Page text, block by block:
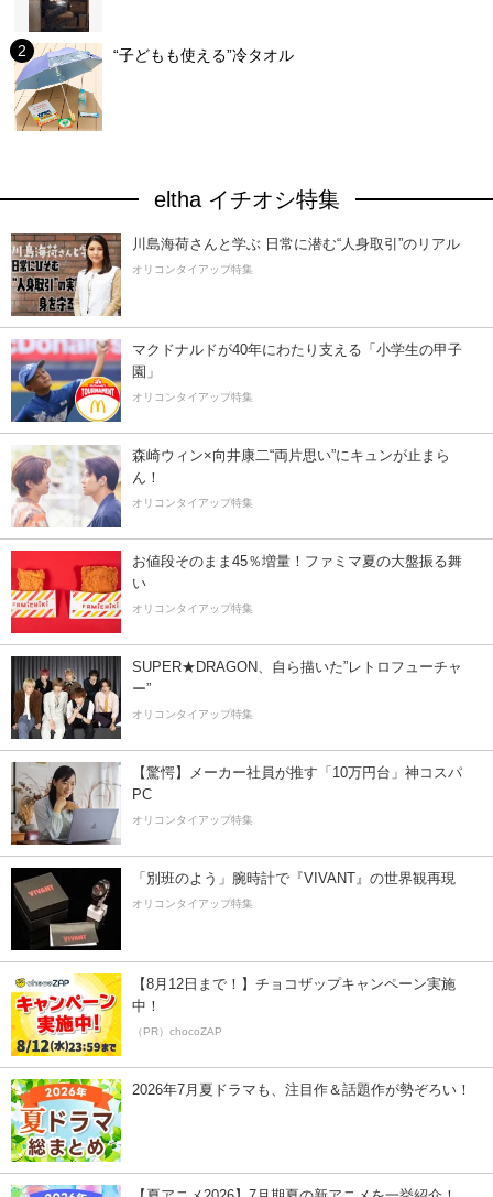
“子どもも使える”冷タオル
eltha イチオシ特集
川島海荷さんと学ぶ 日常に潜む“人身取引”のリアル
オリコンタイアップ特集
マクドナルドが40年にわたり支える「小学生の甲子
園」
オリコンタイアップ特集
森崎ウィン×向井康二“両片思い”にキュンが止まら
ん！
オリコンタイアップ特集
お値段そのまま45％増量！ファミマ夏の大盤振る舞
い
オリコンタイアップ特集
SUPER★DRAGON、自ら描いた”レトロフューチャ
ー”
オリコンタイアップ特集
【驚愕】メーカー社員が推す「10万円台」神コスパ
PC
オリコンタイアップ特集
「別班のよう」腕時計で『VIVANT』の世界観再現
オリコンタイアップ特集
【8月12日まで！】チョコザップキャンペーン実施
中！
（PR）chocoZAP
2026年7月夏ドラマも、注目作＆話題作が勢ぞろい！